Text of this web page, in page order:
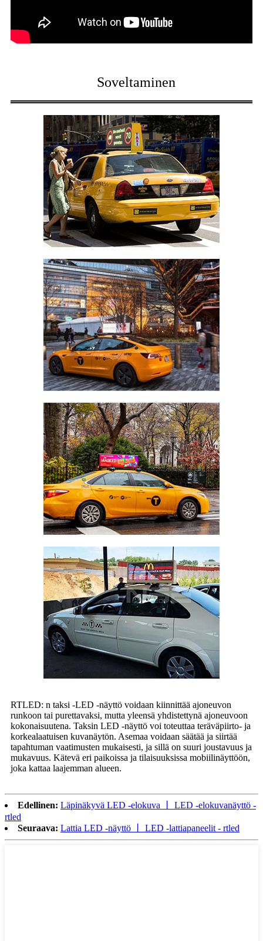
Soveltaminen
RTLED: n taksi -LED -näyttö voidaan kiinnittää ajoneuvon
runkoon tai purettavaksi, mutta yleensä yhdistettynä ajoneuvoon
kokonaisuutena. Taksin LED -näyttö voi toteuttaa teräväpiirto- ja
korkealaatuisen kuvanäytön. Asemaa voidaan säätää ja siirtää
tapahtuman vaatimusten mukaisesti, ja sillä on suuri joustavuus ja
mukavuus. Kätevä eri paikoissa ja tilaisuuksissa mobiilinäyttöön,
joka kattaa laajemman alueen.
Edellinen: Läpinäkyvä LED -elokuva 丨 LED -elokuvanäyttö -
rtled
Seuraava: Lattia LED -näyttö 丨 LED -lattiapaneelit - rtled